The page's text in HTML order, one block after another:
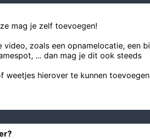
mag je zelf toevoegen!
zoals een opnamelocatie, een
... dan mag je dit ook steeds
hierover te kunnen